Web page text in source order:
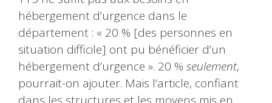
hébergement d’urgence dans le
département : « 20 % [des personnes en
situation difficile] ont pu bénéficier d’un
hébergement d’urgence ». 20 % seulement,
pourrait-on ajouter. Mais l’article, confiant